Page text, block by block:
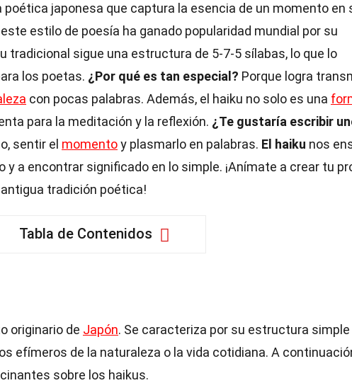
poética japonesa que captura la esencia de un momento en
este estilo de poesía ha ganado popularidad mundial por su
tradicional sigue una estructura de 5-7-5 sílabas, lo que lo
los poetas. ¿Por qué es tan especial? Porque logra
con pocas palabras. Además, el haiku no solo es una
para la meditación y la reflexión. ¿Te gustaría escribir
sentir el momentoy plasmarlo en palabras. El haiku nos
y a encontrar significado en lo simple. ¡Anímate a crear tu
tradición poética!
Tabla de Contenidos
originario de Japón. Se caracteriza por su estructura simple
efímeros de la naturaleza o la vida cotidiana. A
sobre los haikus.